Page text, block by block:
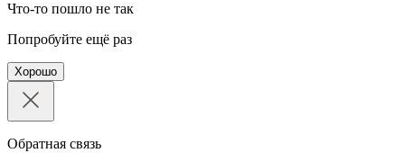
Что-то пошло не так
Попробуйте ещё раз
Хорошо
Обратная связь